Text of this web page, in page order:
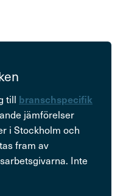
till branschspecifik
jämförelser
i Stockholm och
fram av
Inte